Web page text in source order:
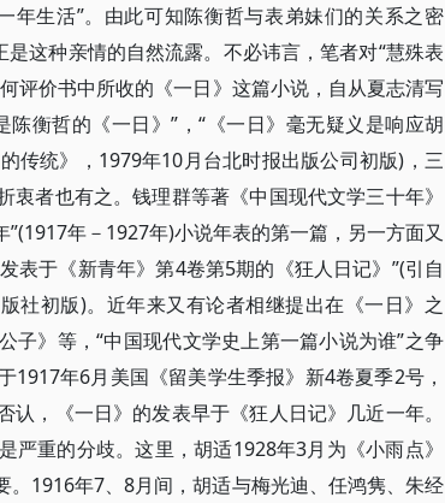
年生活”。由此可知陈衡哲与表弟妹们的关系之密
这种亲情的自然流露。不必讳言，笔者对“慧殊表
评价书中所收的《一日》这篇小说，自从夏志清写
衡哲的《一日》”，“《一日》毫无疑义是响应胡
传统》，1979年10月台北时报出版公司初版)，三
者也有之。钱理群等著《中国现代文学三十年》
年－1927年)小说年表的第一篇，另一方面又
表于《新青年》第4卷第5期的《狂人日记》”(引自
社初版)。近年来又有论者相继提出在《一日》之
》等，“中国现代文学史上第一篇小说为谁”之争
年6月美国《留美学生季报》新4卷夏季2号，
，《一日》的发表早于《狂人日记》几近一年。
重的分歧。这里，胡适1928年3月为《小雨点》
1916年7、8月间，胡适与梅光迪、任鸿隽、朱经